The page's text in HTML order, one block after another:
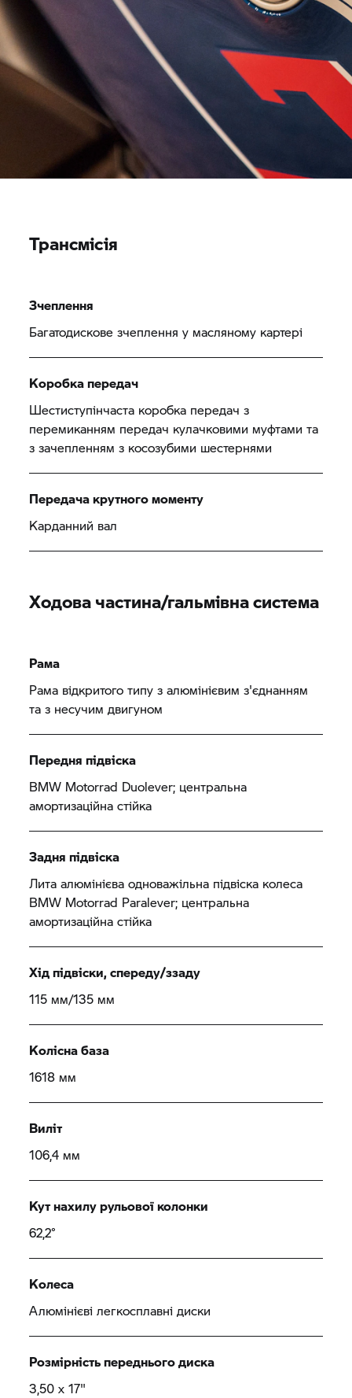
Трансмісія
Зчеплення
Багатодискове зчеплення у масляному картері
Коробка передач
Шестиступінчаста коробка передач з
перемиканням передач кулачковими муфтами та
з зачепленням з косозубими шестернями
Передача крутного моменту
Карданний вал
Ходова частина/гальмівна система
Рама
Рама відкритого типу з алюмінієвим з'єднанням
та з несучим двигуном
Передня підвіска
BMW Motorrad Duolever; центральна
амортизаційна стійка
Задня підвіска
Лита алюмінієва одноважільна підвіска колеса
BMW Motorrad Paralever; центральна
амортизаційна стійка
Хід підвіски, спереду/ззаду
115 мм/135 мм
Колісна база
1618 мм
Виліт
106,4 мм
Кут нахилу рульової колонки
62,2°
Колеса
Алюмінієві легкосплавні диски
Розмірність переднього диска
3,50 x 17"